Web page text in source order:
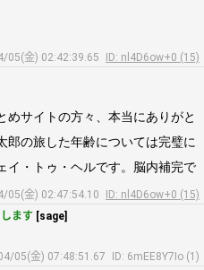
05(金) 02:42:39.65
ID: nl4D6ow+0 (15)
めサイトの方々、本当にありがと
郎の旅した年齢については完璧に
・トゥ・ヘルです。脳内補完で
05(金) 02:47:54.10
ID: nl4D6ow+0 (15)
ます [sage]
05(金) 07:48:51.67
ID: 6mEE8Y7Io (1)